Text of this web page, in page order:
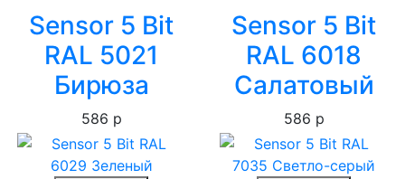
Sensor 5 Bit
RAL 5021
Бирюза
586 р
Sensor 5 Bit
RAL 6018
Салатовый
586 р